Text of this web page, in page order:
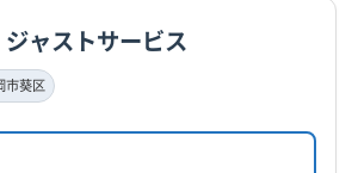
ャストサービス
市葵区